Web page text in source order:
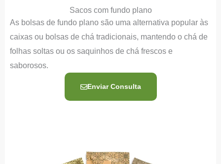
Sacos com fundo plano
As bolsas de fundo plano são uma alternativa popular às
caixas ou bolsas de chá tradicionais, mantendo o chá de
folhas soltas ou os saquinhos de chá frescos e
saborosos.
Enviar Consulta